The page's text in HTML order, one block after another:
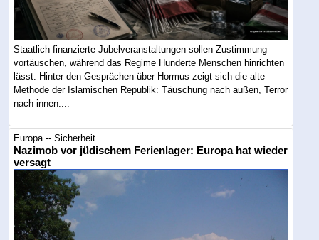
Staatlich finanzierte Jubelveranstaltungen sollen Zustimmung
vortäuschen, während das Regime Hunderte Menschen hinrichten
lässt. Hinter den Gesprächen über Hormus zeigt sich die alte
Methode der Islamischen Republik: Täuschung nach außen, Terror
nach innen....
Europa -- Sicherheit
Nazimob vor jüdischem Ferienlager: Europa hat wieder
versagt